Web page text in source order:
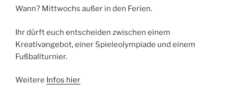
Wann? Mittwochs außer in den Ferien.
Ihr dürft euch entscheiden zwischen einem
Kreativangebot, einer Spieleolympiade und einem
Fußballturnier.
Weitere Infos hier